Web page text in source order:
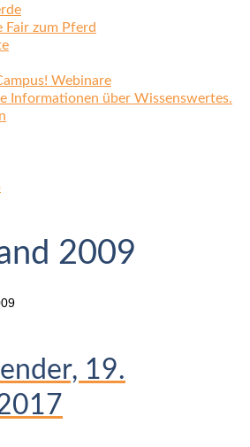
Fair zum Pferd
Webinare
Informationen über Wissenswertes.
2009
19.